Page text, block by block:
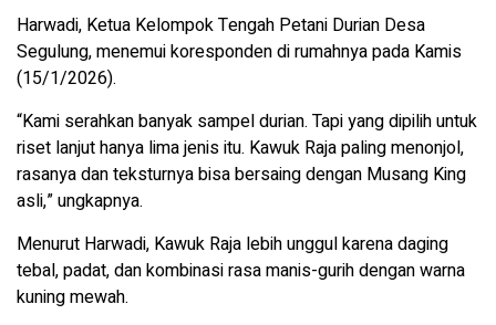
Harwadi, Ketua Kelompok Tengah Petani Durian Desa
Segulung, menemui koresponden di rumahnya pada Kamis
(15/1/2026).
“Kami serahkan banyak sampel durian. Tapi yang dipilih untuk
riset lanjut hanya lima jenis itu. Kawuk Raja paling menonjol,
rasanya dan teksturnya bisa bersaing dengan Musang King
asli,” ungkapnya.
Menurut Harwadi, Kawuk Raja lebih unggul karena daging
tebal, padat, dan kombinasi rasa manis-gurih dengan warna
kuning mewah.